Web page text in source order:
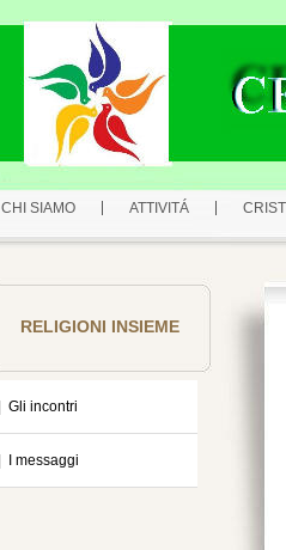
CHI SIAMO ATTIVITÁ
RELIGIONI INSIEME
| Gli incontri
| I messaggi